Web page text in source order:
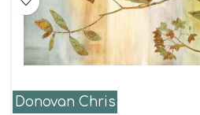
Donovan Chris